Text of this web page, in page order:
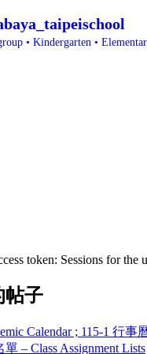
• Kindergarten •
token: Sessions for the
帖子
Calendar ; 115-1 行事
– Class Assignment Lists